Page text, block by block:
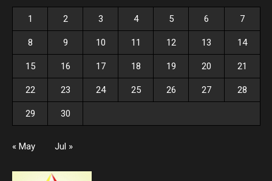
1 2 3 4 5 6 7
8 9 10 11 12 13 14
15 16 17 18 19 20 21
22 23 24 25 26 27 28
29 30
« May Jul »